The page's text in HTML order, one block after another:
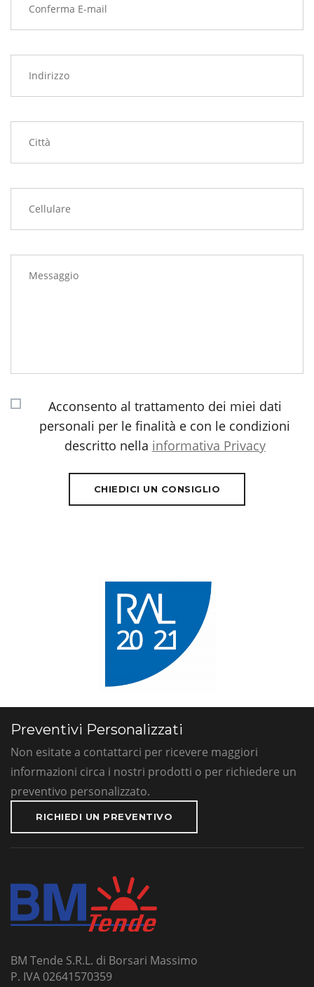
Acconsento al trattamento dei miei dati
personali per le finalità e con le condizioni
descritto nella informativa Privacy
CHIEDICI UN CONSIGLIO
Preventivi Personalizzati
Non esitate a contattarci per ricevere maggiori
informazioni circa i nostri prodotti o per richiedere un
preventivo personalizzato.
RICHIEDI UN PREVENTIVO
BM Tende S.R.L. di Borsari Massimo
P. IVA 02641570359